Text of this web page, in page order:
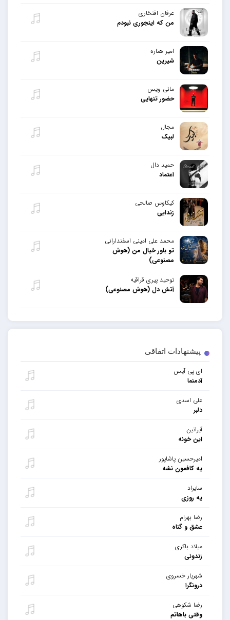
پیشنهادات اتفاقی
ای پی آیس
آدمنما
علی اسدی
دلبر
آیراتین
این خونه
امیرحسین پاشاپور
یه کافمون نشه
سایراد
یه روزی
رضا بهرام
عشق و گناه
میلاد باکری
زندونی
شهریار خسروی
درونگرا
رضا شکوهی
وقتی باهاتم
عرفان افتخاری
من که اینجوری نبودم
امیر هناره
شیرین
مانی ویس
حضور تنهایی
مجال
لبیک
حمید دال
اعتماد
کیکاوس صالحی
زندایی
محمد علی امینی اسفندارانی
تو باور خیال من (هوش
مصنوعی)
توحید پیری قراقیه
آتش دل (هوش مصنوعی)